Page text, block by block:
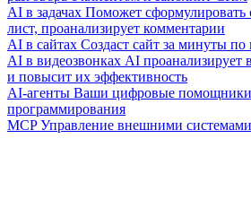
AI в задачах Поможет сформулировать
лист, проанализирует комментарии
AI в сайтах Создаст сайт за минуты
AI в видеозвонках AI проанализирует
и повысит их эффективность
AI-агенты Ваши цифровые
программирования
MCP Управление внешними